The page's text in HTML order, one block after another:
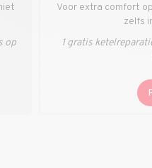
op
Voor extra comfort
zelfs
1 gratis